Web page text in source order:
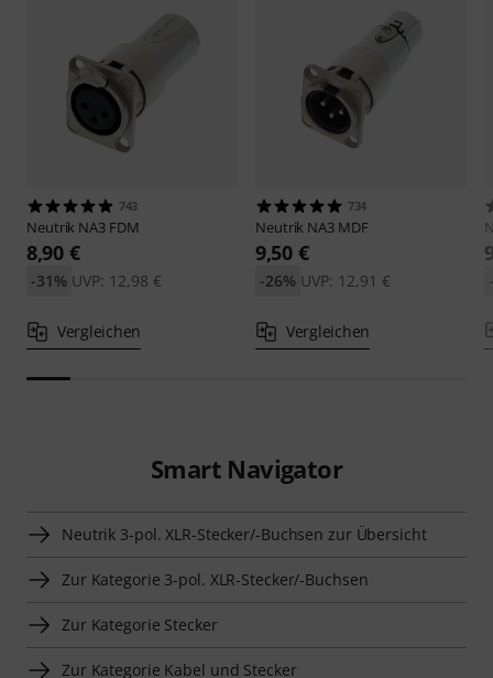
743
Neutrik NA3 FDM
8,90 €
UVP: 12,98 €
-31%
Vergleichen
734
Neutrik NA3 MDF
9,50 €
UVP: 12,91 €
-26%
Vergleichen
Smart Navigator
Neutrik 3-pol. XLR-Stecker/-Buchsen zur Übersicht
Zur Kategorie 3-pol. XLR-Stecker/-Buchsen
Zur Kategorie Stecker
Zur Kategorie Kabel und Stecker